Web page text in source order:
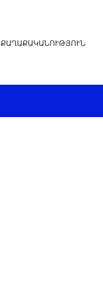
ՔԱՂԱՔԱԿԱՆՈՒԹՅՈՒՆ